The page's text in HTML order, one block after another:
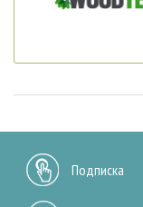
Подписка